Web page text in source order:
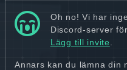
Oh no! Vi har
Discord-server
Lägg till invite
Annars kan du lämna din